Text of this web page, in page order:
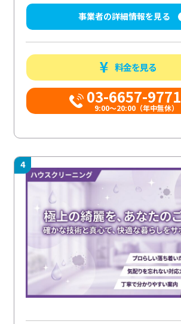
事業者の詳細情報を見る
料金を見る
03-6657-9771
9:00～20:00（年中無休）
4